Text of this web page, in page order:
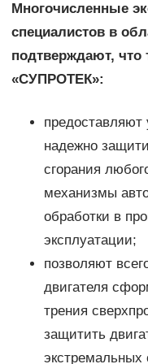
Многочисленные
специалистов в
подтверждают, что
«СУПРОТЕК»:
предоставляют
надежно
сгорания
механизмы
обработки в
эксплуатации;
позволяют
двигателя
трения
защитить